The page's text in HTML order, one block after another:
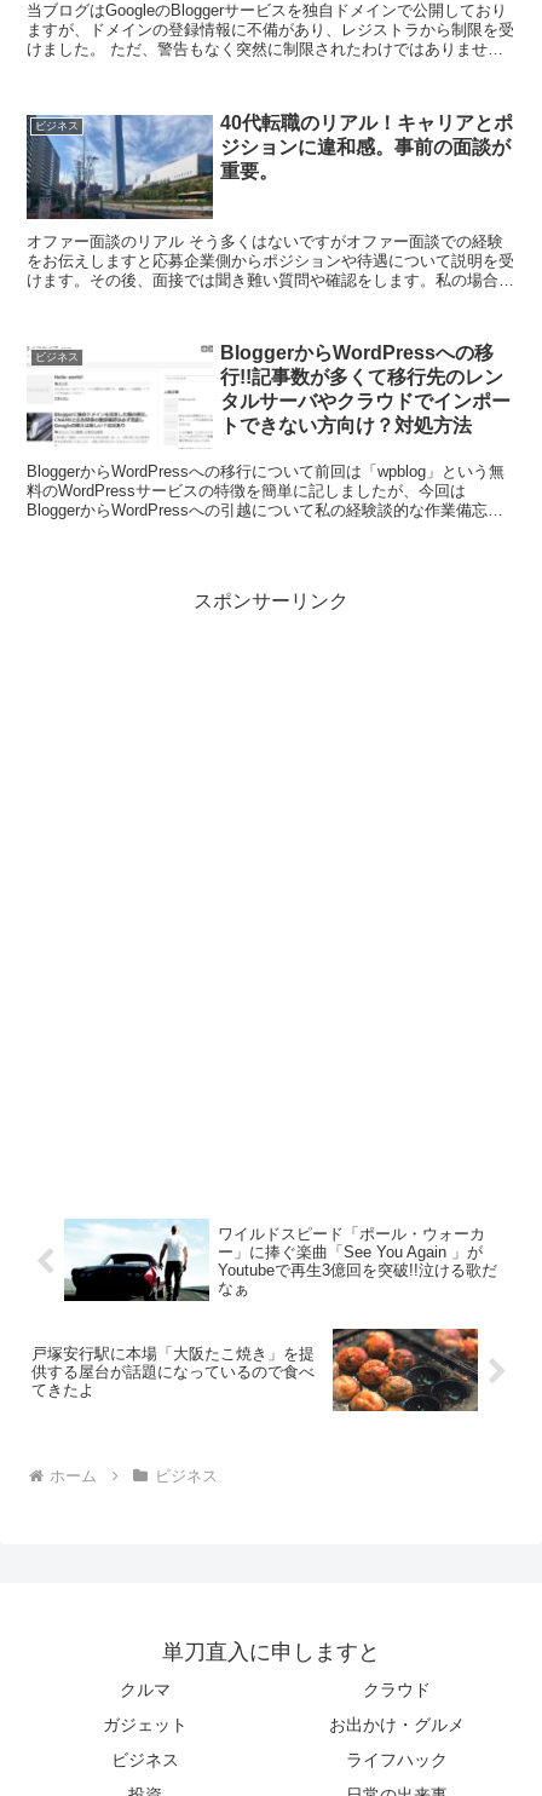
当ブログはGoogleのBloggerサービスを独自ドメインで公開しており
ますが、ドメインの登録情報に不備があり、レジストラから制限を受
けました。 ただ、警告もなく突然に制限されたわけではありませ
ビジネス
40代転職のリアル！キャリアとポ
ジションに違和感。事前の面談が
重要。
オファー面談のリアル そう多くはないですがオファー面談での経験
をお伝えしますと応募企業側からポジションや待遇について説明を受
けます。その後、面接では聞き難い質問や確認をします。私の場合は
ビジネス
BloggerからWordPressへの移
行!!記事数が多くて移行先のレン
タルサーバやクラウドでインポー
トできない方向け？対処方法
BloggerからWordPressへの移行について前回は「wpblog」という無
料のWordPressサービスの特徴を簡単に記しましたが、今回は
BloggerからWordPressへの引越について私の経験談的な作業備忘を
スポンサーリンク
ワイルドスピード「ポール・ウォーカ
ー」に捧ぐ楽曲「See You Again 」が
Youtubeで再生3億回を突破!!泣ける歌だ
なぁ
戸塚安行駅に本場「大阪たこ焼き」を提
供する屋台が話題になっているので食べ
てきたよ
ホーム ビジネス
単刀直入に申しますと
クルマ
クラウド
ガジェット
お出かけ・グルメ
ビジネス
ライフハック